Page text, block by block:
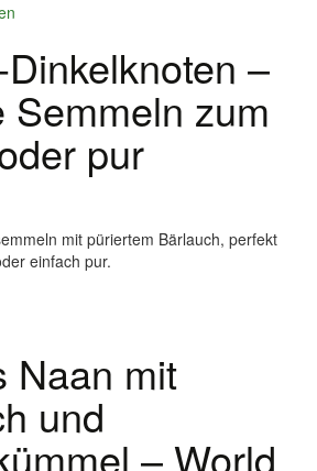
–
Semmeln zum
pur
mit püriertem Bärlauch, perfekt
einfach pur.
Naan mit
und
– World